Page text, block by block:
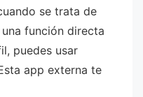
se trata de
función directa
puedes usar
app externa te